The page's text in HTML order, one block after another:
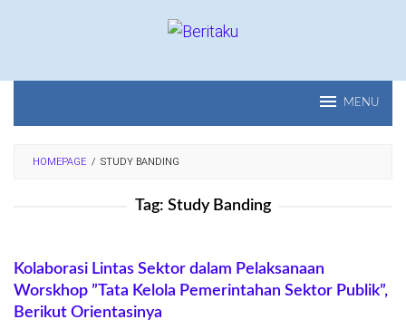
MENU
HOMEPAGE / STUDY BANDING
Tag: Study Banding
Kolaborasi Lintas Sektor dalam Pelaksanaan
Worskhop ”Tata Kelola Pemerintahan Sektor Publik”,
Berikut Orientasinya